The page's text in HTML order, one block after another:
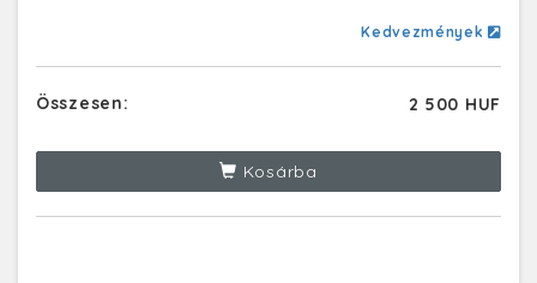
Kedvezmények
Összesen: 2 500 HUF
Kosárba